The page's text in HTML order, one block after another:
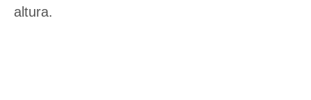
altura.